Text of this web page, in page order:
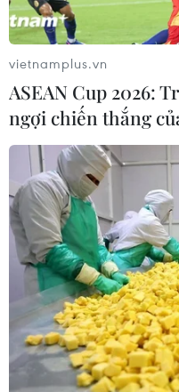
Phát triển thị
kinh tế tuần hoàn
06/01/2023 04:12
Phát triển thị trường
hiệu và khả thi để giúp
vietnamplus.vn
ASEAN Cup 2026:
ngợi chiến thắng